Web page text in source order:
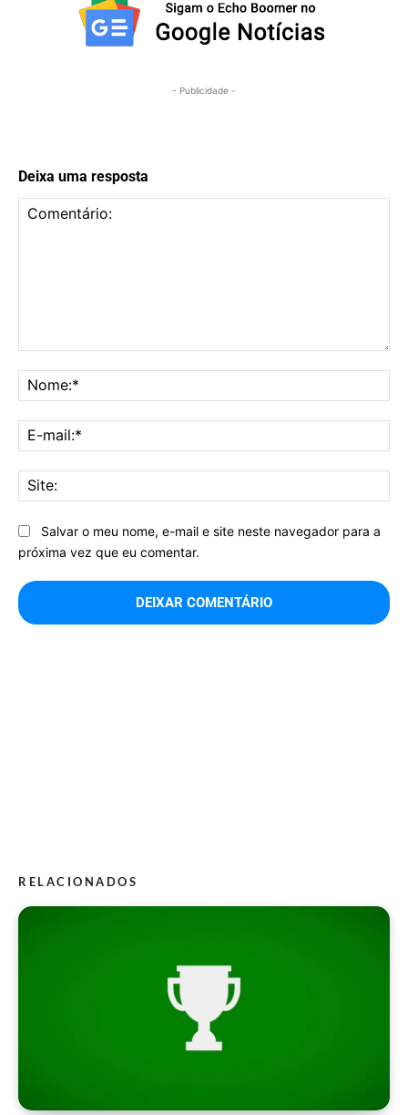
- Publicidade -
Deixa uma resposta
Salvar o meu nome, e-mail e site neste navegador para a
próxima vez que eu comentar.
RELACIONADOS